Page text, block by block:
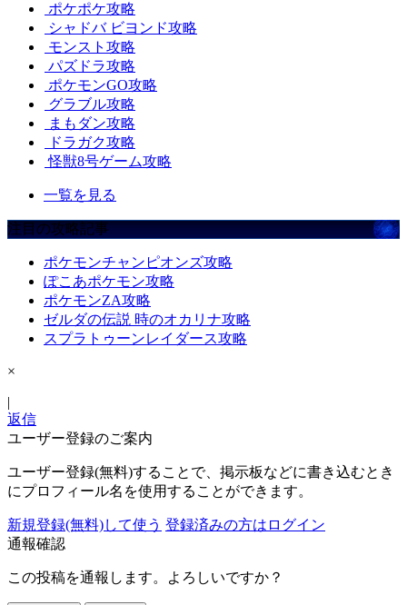
ポケポケ攻略
シャドバ ビヨンド攻略
モンスト攻略
パズドラ攻略
ポケモンGO攻略
グラブル攻略
まもダン攻略
ドラガク攻略
怪獣8号ゲーム攻略
一覧を見る
注目の攻略記事
ポケモンチャンピオンズ攻略
ぽこあポケモン攻略
ポケモンZA攻略
ゼルダの伝説 時のオカリナ攻略
スプラトゥーンレイダース攻略
×
|
返信
ユーザー登録のご案内
ユーザー登録(無料)することで、掲示板などに書き込むとき
にプロフィール名を使用することができます。
新規登録(無料)して使う 登録済みの方はログイン
通報確認
この投稿を通報します。よろしいですか？